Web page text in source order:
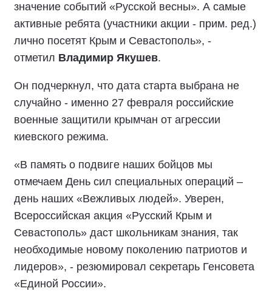
значение событий «Русской весны». А самые
активные ребята (участники акции - прим. ред.)
лично посетят Крым и Севастополь», -
отметил Владимир Якушев.
Он подчеркнул, что дата старта выбрана не
случайно - именно 27 февраля российские
военные защитили крымчан от агрессии
киевского режима.
«В память о подвиге наших бойцов мы
отмечаем День сил специальных операций –
день наших «Вежливых людей». Уверен,
Всероссийская акция «Русский Крым и
Севастополь» даст школьникам знания, так
необходимые новому поколению патриотов и
лидеров», - резюмировал секретарь Генсовета
«Единой России».